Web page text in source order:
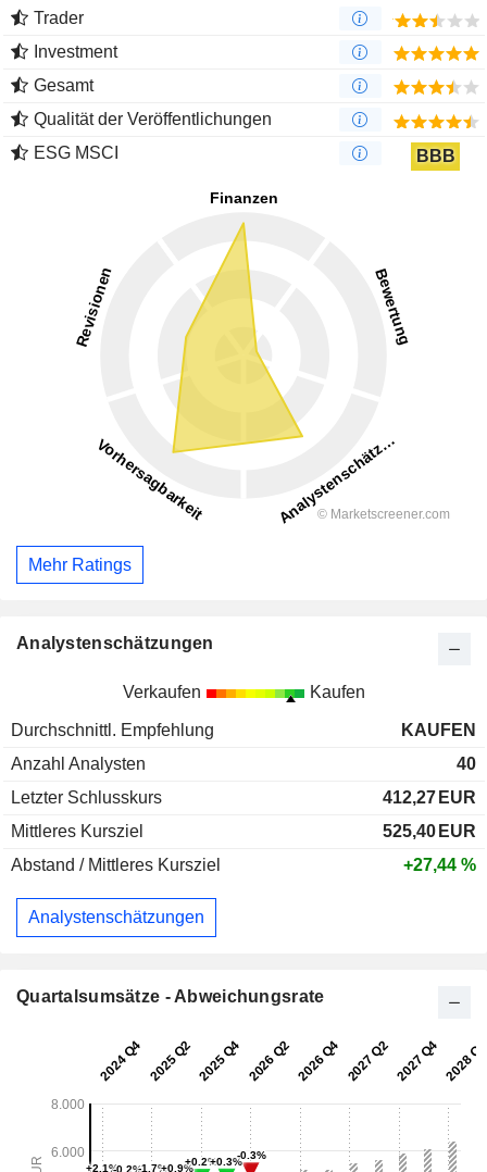
Trader
Investment
Gesamt
Qualität der Veröffentlichungen
ESG MSCI
BBB
Mehr Ratings
Analystenschätzungen
Verkaufen Kaufen
Durchschnittl. Empfehlung
KAUFEN
Anzahl Analysten
40
Letzter Schlusskurs
412,27 EUR
Mittleres Kursziel
525,40 EUR
Abstand / Mittleres Kursziel
+27,44 %
Analystenschätzungen
Quartalsumsätze - Abweichungsrate